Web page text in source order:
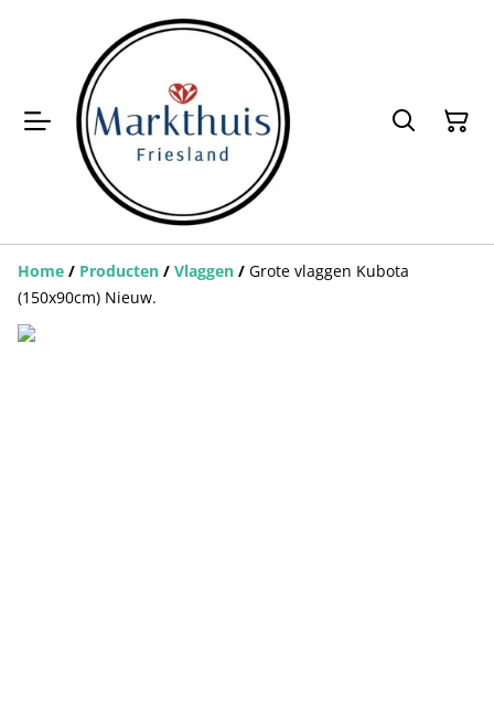
Home / Producten / Vlaggen / Grote vlaggen Kubota
(150x90cm) Nieuw.